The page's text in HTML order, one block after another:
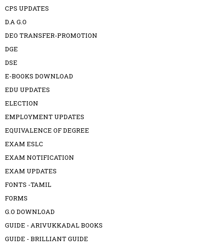
CPS UPDATES
D.A G.O
DEO TRANSFER-PROMOTION
DGE
DSE
E-BOOKS DOWNLOAD
EDU UPDATES
ELECTION
EMPLOYMENT UPDATES
EQUIVALENCE OF DEGREE
EXAM ESLC
EXAM NOTIFICATION
EXAM UPDATES
FONTS -TAMIL
FORMS
G.O DOWNLOAD
GUIDE - ARIVUKKADAL BOOKS
GUIDE - BRILLIANT GUIDE